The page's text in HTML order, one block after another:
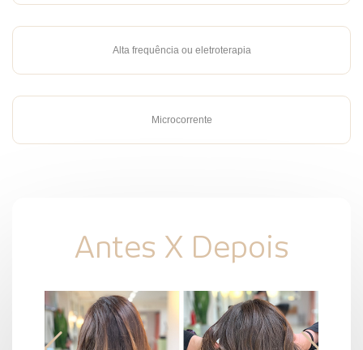
Alta frequência ou eletroterapia
Microcorrente
Antes X Depois